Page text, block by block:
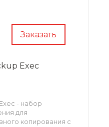
Заказать
Exec
- набор
для
копирования с